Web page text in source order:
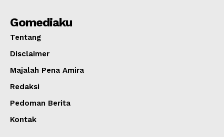
Gomediaku
Tentang
Disclaimer
Majalah Pena Amira
Redaksi
Pedoman Berita
Kontak